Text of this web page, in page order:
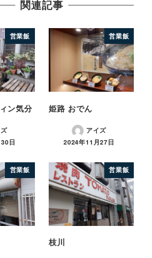
関連記事
営業飯
ン気分
日
営業飯
姫路 おでん
アイズ
2024年11月27日
営業飯 営業飯
枝川